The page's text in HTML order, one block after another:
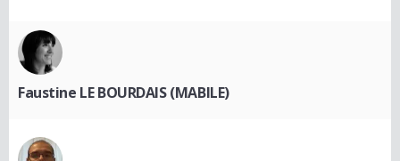
Faustine LE BOURDAIS (MABILE)